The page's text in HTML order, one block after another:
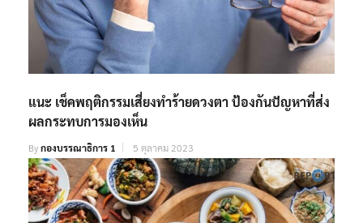
แนะ เช็คพฤติกรรมเสี่ยงทำร้ายดวงตา ป้องกันปัญหาที่ส่ง
ผลกระทบการมองเห็น
Byกองบรรณาธิการ 1 5 ตุลาคม 2023